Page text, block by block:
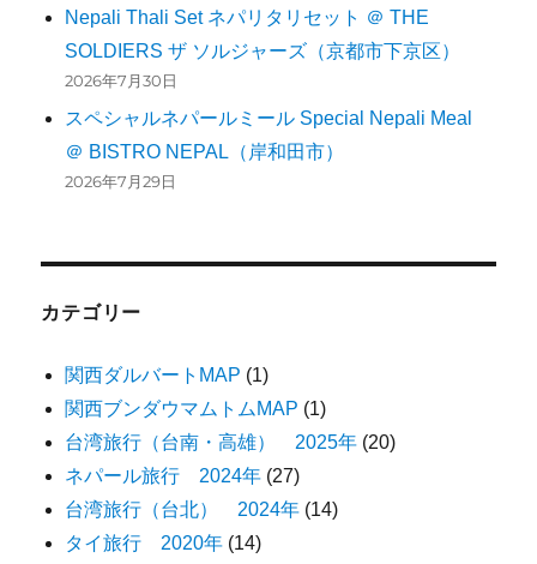
Nepali Thali Set ネパリタリセット ＠ THE
SOLDIERS ザ ソルジャーズ（京都市下京区）
2026年7月30日
スペシャルネパールミール Special Nepali Meal
＠ BISTRO NEPAL（岸和田市）
2026年7月29日
カテゴリー
関西ダルバートMAP (1)
関西ブンダウマムトムMAP (1)
台湾旅行（台南・高雄） 2025年 (20)
ネパール旅行 2024年 (27)
台湾旅行（台北） 2024年 (14)
タイ旅行 2020年 (14)